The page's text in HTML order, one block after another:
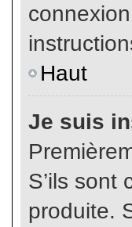
Haut
Je suis
S’ils sont
produite.